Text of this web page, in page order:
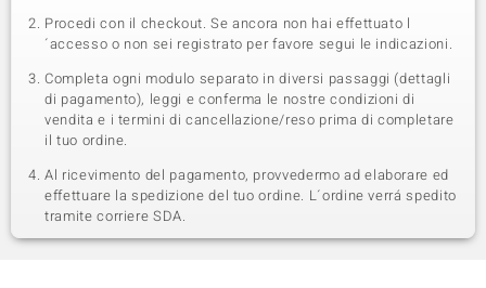
Procedi con il checkout. Se ancora non hai effettuato l
´accesso o non sei registrato per favore segui le indicazioni.
Completa ogni modulo separato in diversi passaggi (dettagli
di pagamento), leggi e conferma le nostre condizioni di
vendita e i termini di cancellazione/reso prima di completare
il tuo ordine.
Al ricevimento del pagamento, provvedermo ad elaborare ed
effettuare la spedizione del tuo ordine. L´ordine verrá spedito
tramite corriere SDA.